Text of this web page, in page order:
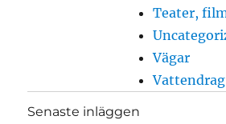
Teater,
Vägar
Vattendrag
Senaste inläggen